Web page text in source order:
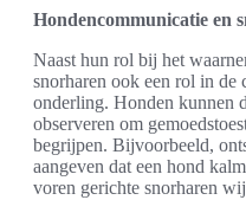
Hondencommunicatie en
Naast hun rol bij het
snorharen ook een rol in de
onderling. Honden kunnen
observeren om
begrijpen. Bijvoorbeeld,
aangeven dat een hond
voren gerichte snorharen